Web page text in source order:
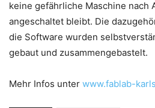
keine gefährliche Maschine nach
angeschaltet bleibt. Die
die Software wurden
gebaut und zusammengebastelt.
Mehr Infos unter www.fablab-